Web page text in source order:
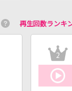
再生回数ランキ
2